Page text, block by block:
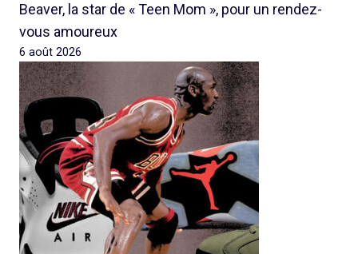
Beaver, la star de « Teen Mom », pour un rendez-
vous amoureux
6 août 2026